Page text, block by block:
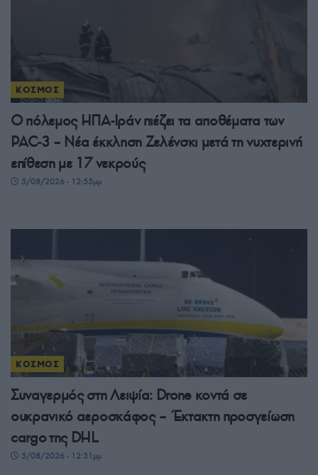
ΚΟΣΜΟΣ
Ο πόλεμος ΗΠΑ-Ιράν πιέζει τα αποθέματα των
PAC-3 – Νέα έκκληση Ζελένσκι μετά τη νυχτερινή
επίθεση με 17 νεκρούς
5/08/2026 - 12:55μμ
ΚΟΣΜΟΣ
Συναγερμός στη Λειψία: Drone κοντά σε
ουκρανικό αεροσκάφος – Έκτακτη προσγείωση
cargo της DHL
5/08/2026 - 12:31μμ